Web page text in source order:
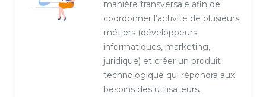
manière transversale afin de
coordonner l’activité de plusieurs
métiers (développeurs
informatiques, marketing,
juridique) et créer un produit
technologique qui répondra aux
besoins des utilisateurs.